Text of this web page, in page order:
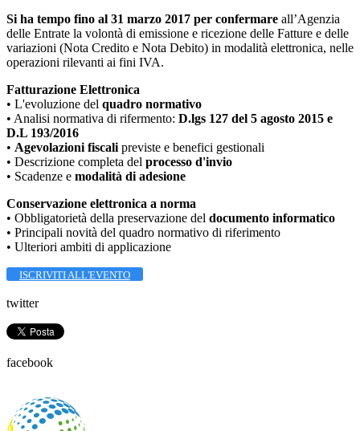
Si ha tempo fino al 31 marzo 2017 per confermare all’Agenzia
delle Entrate la volontà di emissione e ricezione delle Fatture e delle
variazioni (Nota Credito e Nota Debito) in modalità elettronica, nelle
operazioni rilevanti ai fini IVA.
Fatturazione Elettronica
• L'evoluzione del quadro normativo
• Analisi normativa di rifermento: D.lgs 127 del 5 agosto 2015 e
D.L 193/2016
• Agevolazioni fiscali previste e benefici gestionali
• Descrizione completa del processo d'invio
• Scadenze e modalità di adesione
Conservazione elettronica a norma
• Obbligatorietà della preservazione del documento informatico
• Principali novità del quadro normativo di riferimento
• Ulteriori ambiti di applicazione
ISCRIVITI ALL'EVENTO
twitter
facebook